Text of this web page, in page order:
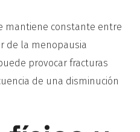
mantiene constante entre
de la menopausia
provocar fracturas
de una disminución